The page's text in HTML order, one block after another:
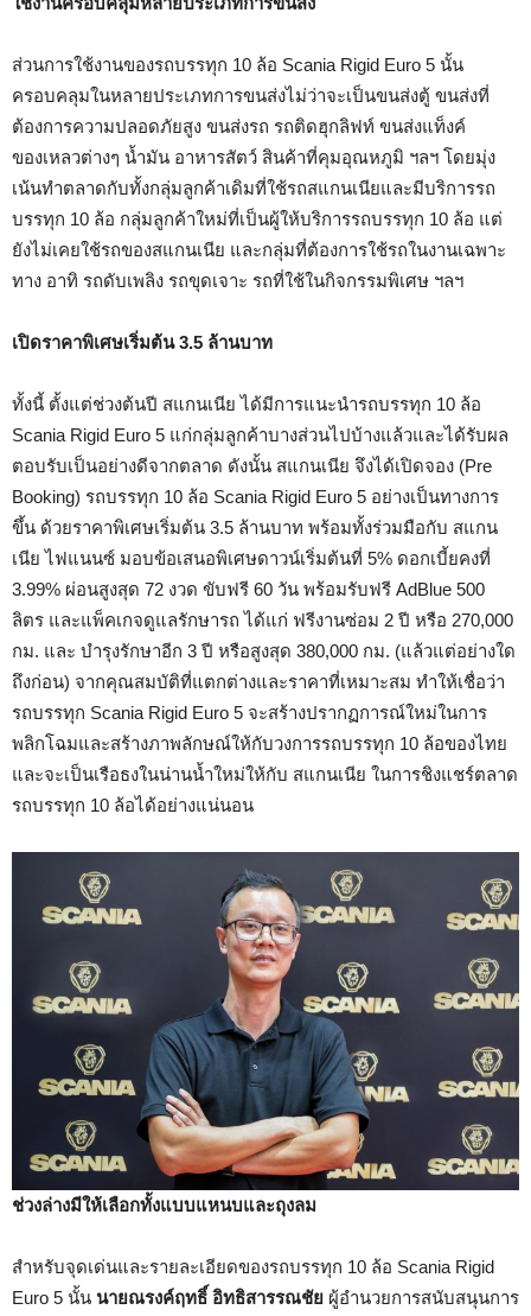
ส่วนการใช้งานของรถบรรทุก 10 ล้อ Scania Rigid Euro 5 นั้น
ครอบคลุมในหลายประเภทการขนส่งไม่ว่าจะเป็นขนส่งตู้ ขนส่งที่
ต้องการความปลอดภัยสูง ขนส่งรถ รถติดฮุกลิฟท์ ขนส่งแท็งค์
ของเหลวต่างๆ น้ำมัน อาหารสัตว์ สินค้าที่คุมอุณหภูมิ ฯลฯ โดยมุ่ง
เน้นทำตลาดกับทั้งกลุ่มลูกค้าเดิมที่ใช้รถสแกนเนียและมีบริการรถ
บรรทุก 10 ล้อ กลุ่มลูกค้าใหม่ที่เป็นผู้ให้บริการรถบรรทุก 10 ล้อ แต่
ยังไม่เคยใช้รถของสแกนเนีย และกลุ่มที่ต้องการใช้รถในงานเฉพาะ
ทาง อาทิ รถดับเพลิง รถขุดเจาะ รถที่ใช้ในกิจกรรมพิเศษ ฯลฯ
เปิดราคาพิเศษเริ่มต้น 3.5 ล้านบาท
ทั้งนี้ ตั้งแต่ช่วงต้นปี สแกนเนีย ได้มีการแนะนำรถบรรทุก 10 ล้อ
Scania Rigid Euro 5 แก่กลุ่มลูกค้าบางส่วนไปบ้างแล้วและได้รับผล
ตอบรับเป็นอย่างดีจากตลาด ดังนั้น สแกนเนีย จึงได้เปิดจอง (Pre
Booking) รถบรรทุก 10 ล้อ Scania Rigid Euro 5 อย่างเป็นทางการ
ขึ้น ด้วยราคาพิเศษเริ่มต้น 3.5 ล้านบาท พร้อมทั้งร่วมมือกับ สแกน
เนีย ไฟแนนซ์ มอบข้อเสนอพิเศษดาวน์เริ่มต้นที่ 5% ดอกเบี้ยคงที่
3.99% ผ่อนสูงสุด 72 งวด ขับฟรี 60 วัน พร้อมรับฟรี AdBlue 500
ลิตร และแพ็คเกจดูแลรักษารถ ได้แก่ ฟรีงานซ่อม 2 ปี หรือ 270,000
กม. และ บำรุงรักษาอีก 3 ปี หรือสูงสุด 380,000 กม. (แล้วแต่อย่างใด
ถึงก่อน) จากคุณสมบัติที่แตกต่างและราคาที่เหมาะสม ทำให้เชื่อว่า
รถบรรทุก Scania Rigid Euro 5 จะสร้างปรากฏการณ์ใหม่ในการ
พลิกโฉมและสร้างภาพลักษณ์ให้กับวงการรถบรรทุก 10 ล้อของไทย
และจะเป็นเรือธงในน่านน้ำใหม่ให้กับ สแกนเนีย ในการชิงแชร์ตลาด
รถบรรทุก 10 ล้อได้อย่างแน่นอน
ช่วงล่างมีให้เลือกทั้งแบบแหนบและถุงลม
สำหรับจุดเด่นและรายละเอียดของรถบรรทุก 10 ล้อ Scania Rigid
Euro 5 นั้น นายณรงค์ฤทธิ์ อิทธิสารรณชัย ผู้อำนวยการสนับสนุนการ